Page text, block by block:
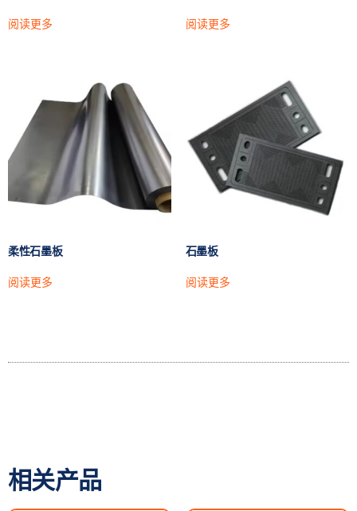
阅读更多 阅读更多
柔性石墨板
阅读更多
石墨板
阅读更多
相关产品